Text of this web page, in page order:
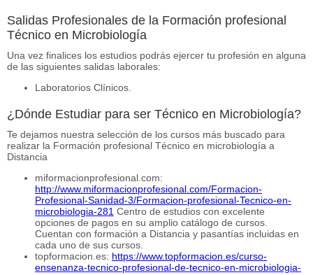
Salidas Profesionales de la Formación profesional
Técnico en Microbiología
Una vez finalices los estudios podrás ejercer tu profesión en alguna
de las siguientes salidas laborales:
Laboratorios Clínicos.
¿Dónde Estudiar para ser Técnico en Microbiología?
Te dejamos nuestra selección de los cursos más buscado para
realizar la Formación profesional Técnico en microbiología a
Distancia
miformacionprofesional.com:
http://www.miformacionprofesional.com/Formacion-
Profesional-Sanidad-3/Formacion-profesional-Tecnico-en-
microbiologia-281 Centro de estudios con excelente
opciones de pagos en su amplio catálogo de cursos.
Cuentan con formación a Distancia y pasantías incluidas en
cada uno de sus cursos.
topformacion.es: https://www.topformacion.es/curso-
ensenanza-tecnico-profesional-de-tecnico-en-microbiologia-